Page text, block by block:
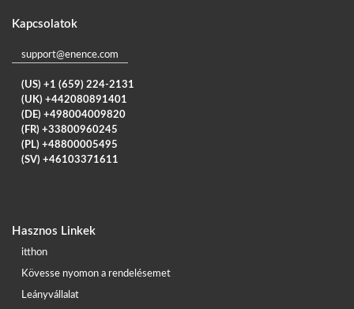
Kapcsolatok
support@enence.com
(US) +1 (659) 224-2131
(UK) +442080891401
(DE) +498004009820
(FR) +33800960245
(PL) +48800005495
(SV) +46103371611
Hasznos Linkek
itthon
Kövesse nyomon a rendelésemet
Leányvállalat